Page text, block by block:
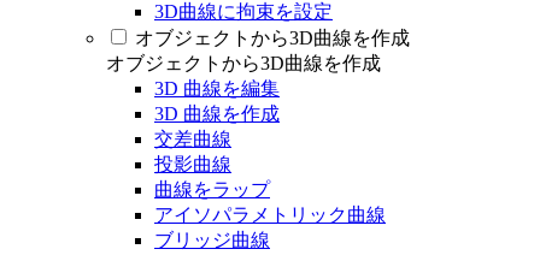
3D曲線に拘束を設定
オブジェクトから3D曲線を作成
オブジェクトから3D曲線を作成
3D 曲線を編集
3D 曲線を作成
交差曲線
投影曲線
曲線をラップ
アイソパラメトリック曲線
ブリッジ曲線